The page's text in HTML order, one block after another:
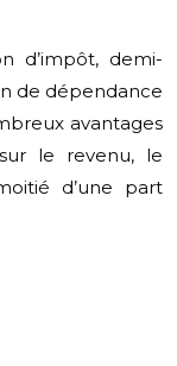
d’impôt, demi-
de dépendance
avantages
le revenu, le
d’une part